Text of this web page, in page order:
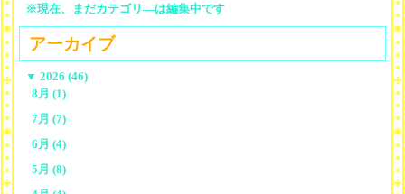
※現在、まだカテゴリ—は編集中です
アーカイブ
▼ 2026 (46)
8月 (1)
7月 (7)
6月 (4)
5月 (8)